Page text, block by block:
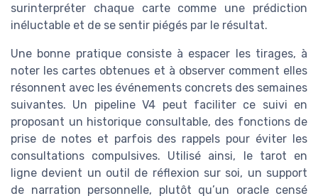
surinterpréter chaque carte comme une prédiction
inéluctable et de se sentir piégés par le résultat.
Une bonne pratique consiste à espacer les tirages, à
noter les cartes obtenues et à observer comment elles
résonnent avec les événements concrets des semaines
suivantes. Un pipeline V4 peut faciliter ce suivi en
proposant un historique consultable, des fonctions de
prise de notes et parfois des rappels pour éviter les
consultations compulsives. Utilisé ainsi, le tarot en
ligne devient un outil de réflexion sur soi, un support
de narration personnelle, plutôt qu’un oracle censé